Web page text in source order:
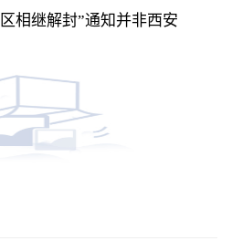
相继解封”通知并非西安